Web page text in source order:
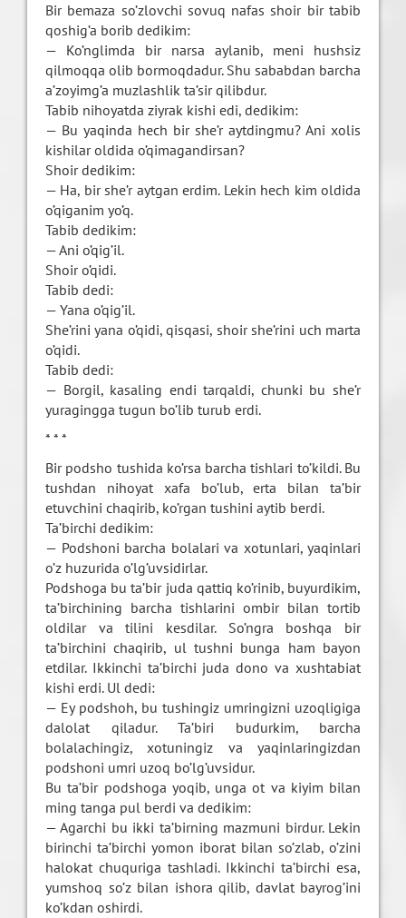
Bir bemaza so’zlovchi sovuq nafas shoir bir tabib
qoshig’a borib dedikim:
— Ko’nglimda bir narsa aylanib, meni hushsiz
qilmoqqa olib bormoqdadur. Shu sababdan barcha
a’zoyimg’a muzlashlik ta’sir qilibdur.
Tabib nihoyatda ziyrak kishi edi, dedikim:
— Bu yaqinda hech bir she’r aytdingmu? Ani xolis
kishilar oldida o’qimagandirsan?
Shoir dedikim:
— Ha, bir she’r aytgan erdim. Lekin hech kim oldida
o’qiganim yo’q.
Tabib dedikim:
— Ani o’qig’il.
Shoir o’qidi.
Tabib dedi:
— Yana o’qig’il.
She’rini yana o’qidi, qisqasi, shoir she’rini uch marta
o’qidi.
Tabib dedi:
— Borgil, kasaling endi tarqaldi, chunki bu she’r
yuragingga tugun bo’lib turub erdi.
* * *
Bir podsho tushida ko’rsa barcha tishlari to’kildi. Bu
tushdan nihoyat xafa bo’lub, erta bilan ta’bir
etuvchini chaqirib, ko’rgan tushini aytib berdi.
Ta’birchi dedikim:
— Podshoni barcha bolalari va xotunlari, yaqinlari
o’z huzurida o’lg’uvsidirlar.
Podshoga bu ta’bir juda qattiq ko’rinib, buyurdikim,
ta’birchining barcha tishlarini ombir bilan tortib
oldilar va tilini kesdilar. So’ngra boshqa bir
ta’birchini chaqirib, ul tushni bunga ham bayon
etdilar. Ikkinchi ta’birchi juda dono va xushtabiat
kishi erdi. Ul dedi:
— Ey podshoh, bu tushingiz umringizni uzoqligiga
dalolat qiladur. Ta’biri budurkim, barcha
bolalachingiz, xotuningiz va yaqinlaringizdan
podshoni umri uzoq bo’lg’uvsidur.
Bu ta’bir podshoga yoqib, unga ot va kiyim bilan
ming tanga pul berdi va dedikim:
— Agarchi bu ikki ta’birning mazmuni birdur. Lekin
birinchi ta’birchi yomon iborat bilan so’zlab, o’zini
halokat chuquriga tashladi. Ikkinchi ta’birchi esa,
yumshoq so’z bilan ishora qilib, davlat bayrog’ini
ko’kdan oshirdi.